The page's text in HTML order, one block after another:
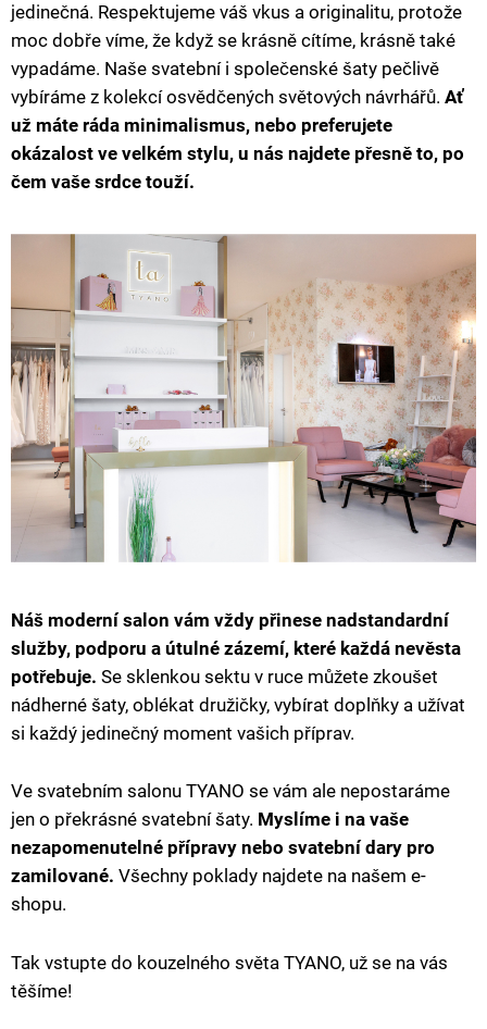
jedinečná. Respektujeme váš vkus a originalitu, protože
moc dobře víme, že když se krásně cítíme, krásně také
vypadáme. Naše svatební i společenské šaty pečlivě
vybíráme z kolekcí osvědčených světových návrhářů. Ať
už máte ráda minimalismus, nebo preferujete
okázalost ve velkém stylu, u nás najdete přesně to, po
čem vaše srdce touží.
Náš moderní salon vám vždy přinese nadstandardní
služby, podporu a útulné zázemí, které každá nevěsta
potřebuje. Se sklenkou sektu v ruce můžete zkoušet
nádherné šaty, oblékat družičky, vybírat doplňky a užívat
si každý jedinečný moment vašich příprav.
Ve svatebním salonu TYANO se vám ale nepostaráme
jen o překrásné svatební šaty. Myslíme i na vaše
nezapomenutelné přípravy nebo svatební dary pro
zamilované. Všechny poklady najdete na našem e-
shopu.
Tak vstupte do kouzelného světa TYANO, už se na vás
těšíme!